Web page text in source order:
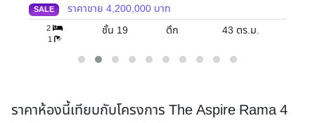
SALE ราคาขาย2,300,000บาท
1
1
ชั้น 10 28ตร.ม.
ราคาห้องนี้เทียบกับโครงการ The Aspire Rama 4